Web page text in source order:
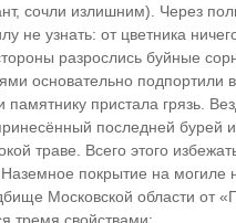
сочли излишним). Через
не узнать: от цветника
разрослись буйные
основательно подпортили
памятнику пристала грязь.
последней бурей и
траве. Всего этого
покрытие на могиле
Московской области от